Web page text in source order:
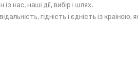
нас, наші дії, вибір і шлях.
гідність і єдність із